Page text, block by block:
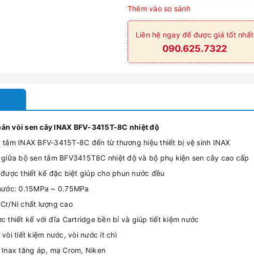
Thêm vào so sánh
Liên hệ ngay để được giá tốt nhất
090.625.7322
vòi sen cây INAX BFV-3415T-8C nhiệt độ
tắm INAX BFV-3415T-8C đến từ thương hiệu thiết bị vệ sinh INAX
bộ sen tắm BFV3415T8C nhiệt độ và bộ phụ kiện sen cây cao cấp
được thiết kế đặc biệt giúp cho phun nước đều
0.15MPa ~ 0.75MPa
Ni chất lượng cao
thiết kế với đĩa Cartridge bền bỉ và giúp tiết kiệm nước
vòi tiết kiệm nước, vòi nước ít chì
Inax tăng áp, mạ Crom, Niken